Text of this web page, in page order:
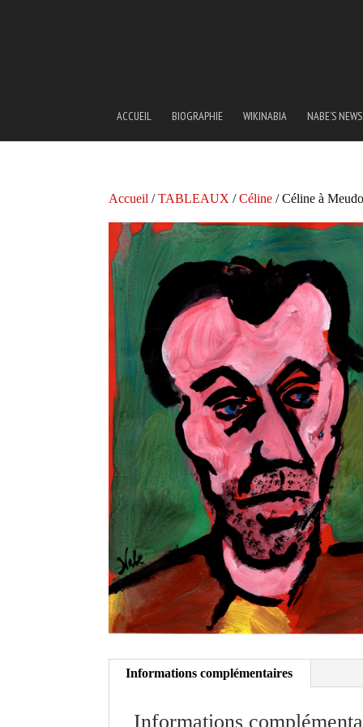
ACCUEIL BIOGRAPHIE WIKINABIA NABE’S NEWS
Accueil /TABLEAUX /Céline / Céline à
Informations complémentaires
Informations